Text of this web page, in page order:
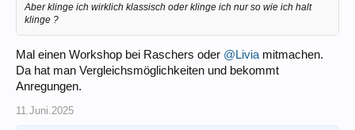
Aber klinge ich wirklich klassisch oder klinge ich nur so wie ich halt
klinge ?
Mal einen Workshop bei Raschers oder @Liviamitmachen.
Da hat man Vergleichsmöglichkeiten und bekommt
Anregungen.
11.Juni.2025